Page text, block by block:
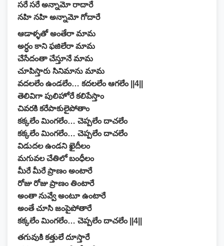
సరే సరే అన్నామో రాదారే
నహి నహి అన్నామో గోదారే
ఆడాళ్ళతో అంతేరా మామ
అర్ధం కాని ఫజిలేరా మామ
చేసేదంతా చేస్తూనే మామ
చూపిస్తారు సినిమాను మామ
వదలలేం ఉండలేం… కదలలేం ఆగలేం ||4||
తెలివిగా పులిహోరే కలిపేస్తాం
చివరకి కరేపాకులైపోతాం
కక్కలేం మింగలేం… చెప్పలేం దాచలేం
కక్కలేం మింగలేం… చెప్పలేం దాచలేం
విడుదల ఉండని ఖైదీలం
మగువల చేతిలో బంధీలం
మీరే మీరే ప్రాణం అంటారే
రోజు రోజు ప్రాణం తింటారే
అంతా నువ్వే అంటూ ఉంటారే
అంతే చూసి జంపైపోతారే
కక్కలేం మింగలేం… చెప్పలేం దాచలేం ||4||
తగువుకి కత్తులే దూస్తారే